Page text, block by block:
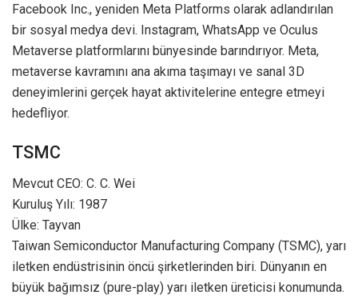
Facebook Inc., yeniden Meta Platforms olarak adlandırılan
bir sosyal medya devi. Instagram, WhatsApp ve Oculus
Metaverse platformlarını bünyesinde barındırıyor. Meta,
metaverse kavramını ana akıma taşımayı ve sanal 3D
deneyimlerini gerçek hayat aktivitelerine entegre etmeyi
hedefliyor.
TSMC
Mevcut CEO: C. C. Wei
Kuruluş Yılı: 1987
Ülke: Tayvan
Taiwan Semiconductor Manufacturing Company (TSMC), yarı
iletken endüstrisinin öncü şirketlerinden biri. Dünyanın en
büyük bağımsız (pure-play) yarı iletken üreticisi konumunda.